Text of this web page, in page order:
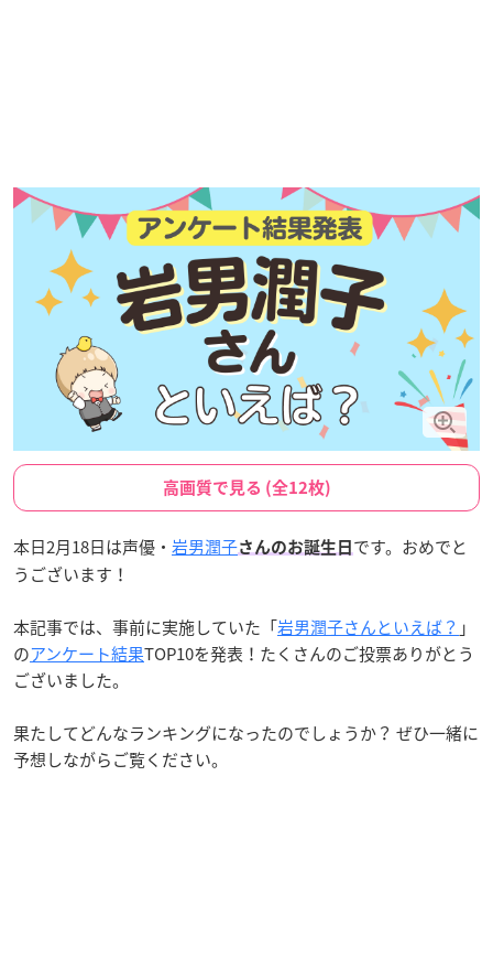
高画質で見る (全12枚)
本日2月18日は声優・ 岩男潤子さんのお誕生日 です。おめでと
うございます！
本記事では、事前に実施していた「岩男潤子さんといえば？ 」
のアンケート結果TOP10を発表！たくさんのご投票ありがとう
ございました。
果たしてどんなランキングになったのでしょうか？ ぜひ一緒に
予想しながらご覧ください。